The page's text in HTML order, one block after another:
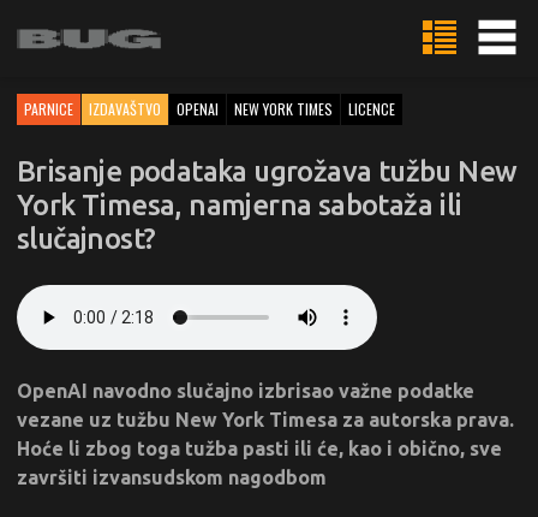
PARNICE IZDAVAŠTVO OPENAI NEW YORK TIMES LICENCE
Brisanje podataka ugrožava tužbu New
York Timesa, namjerna sabotaža ili
slučajnost?
OpenAI navodno slučajno izbrisao važne podatke
vezane uz tužbu New York Timesa za autorska prava.
Hoće li zbog toga tužba pasti ili će, kao i obično, sve
završiti izvansudskom nagodbom